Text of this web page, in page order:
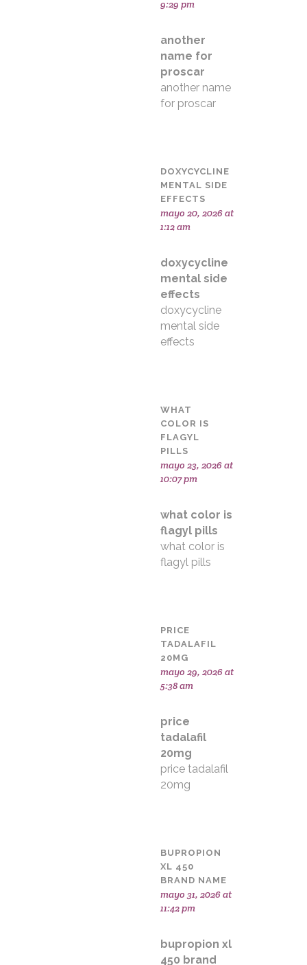
9:29 pm
another
name for
proscar
another name
for proscar
DOXYCYCLINE
MENTAL SIDE
EFFECTS
mayo 20, 2026 at
1:12 am
doxycycline
mental side
effects
doxycycline
mental side
effects
WHAT
COLOR IS
FLAGYL
PILLS
mayo 23, 2026 at
10:07 pm
what color is
flagyl pills
what color is
flagyl pills
PRICE
TADALAFIL
20MG
mayo 29, 2026 at
5:38 am
price
tadalafil
20mg
price tadalafil
20mg
BUPROPION
XL 450
BRAND NAME
mayo 31, 2026 at
11:42 pm
bupropion xl
450 brand